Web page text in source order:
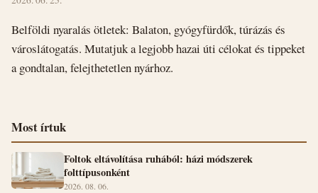
Belföldi nyaralás ötletek: Balaton, gyógyfürdők, túrázás és
városlátogatás. Mutatjuk a legjobb hazai úti célokat és tippeket
a gondtalan, felejthetetlen nyárhoz.
Most írtuk
Foltok eltávolítása ruhából: házi módszerek
folttípusonként
2026. 08. 06.